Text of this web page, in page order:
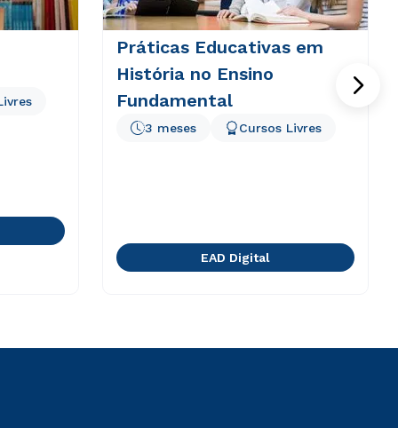
Práticas Educativas em
História no Ensino
Fundamental
3 meses Cursos Livres
EAD Digital